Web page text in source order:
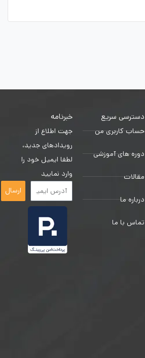
دسترسی سریع
حساب کاربری من
دوره های آموزشی
مقالات
درباره ما
تماس با ما
خبرنامه
جهت اطلاع از
رویدادهای جدید،
لطفا ایمیل خود را
وارد نمایید
ارسال